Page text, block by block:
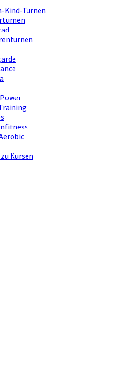
Kind-Turnen
Kursen